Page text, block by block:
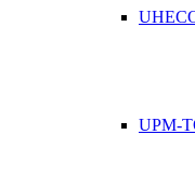
UPM-